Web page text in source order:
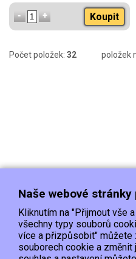
Koupit
Počet položek: 32 položek
Doprava Platba
Naše webové
Kliknutím na "Přijmout vše
všechny typy souborů
více a přizpůsobit"
souborech cookie a změnit